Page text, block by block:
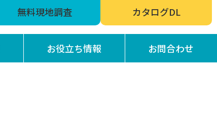
無料現地調査 カタログDL
お役立ち情報 お問合わせ